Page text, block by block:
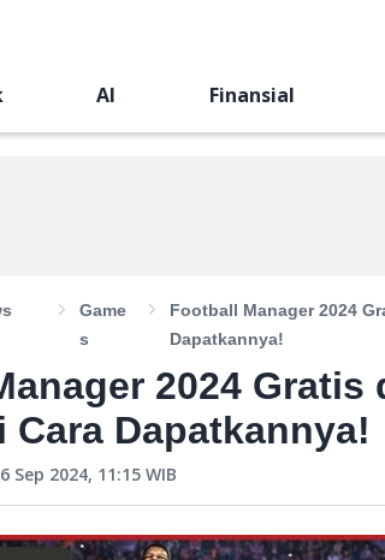
AI Finansial
Game
S
Football Manager 2024
Dapatkannya!
2024 Gratis
Cara Dapatkannya!
Sep 2024, 11:15 WIB